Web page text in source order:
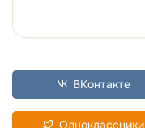
ВКонтакте
Одноклассники